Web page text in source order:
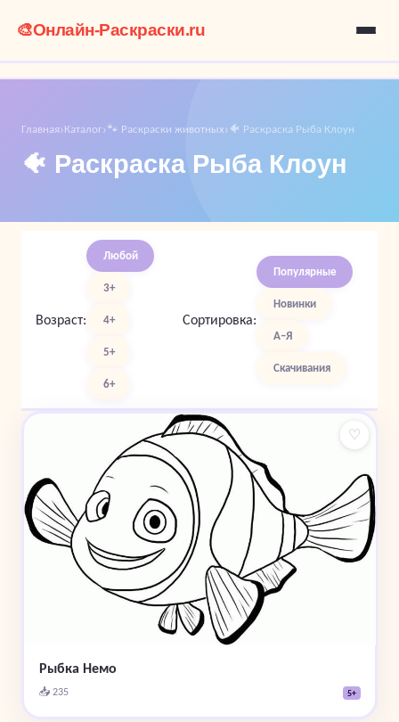
🎨Онлайн-Раскраски.ru
Главная›Каталог›🐾 Раскраски животных›🐠 Раскраска Рыба Клоун
🐠 Раскраска Рыба Клоун
Возраст:
Любой
3+
4+
5+
6+
Сортировка:
Популярные
Новинки
А–Я
Скачивания
♡
Рыбка Немо
📥 235 5+